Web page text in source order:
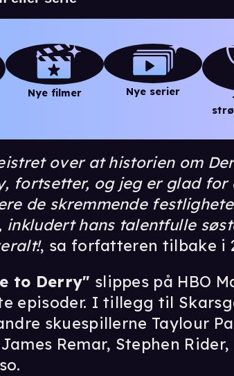
Nye filmer Nye serier
over at historien om
fortsetter, og jeg er glad for
de skremmende
inkludert hans talentfulle
, sa forfatteren tilbake i
to Derry" slippes på HBO
episoder. I tillegg til
skuespillerne Taylour
Remar, Stephen